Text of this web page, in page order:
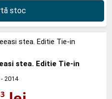
stoc
stea. Editie Tie-in
- 2014